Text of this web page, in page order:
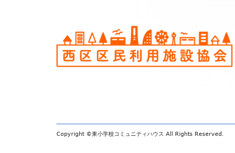
Copyright ©東小学校コミュニティハウス All Rights Reserved.